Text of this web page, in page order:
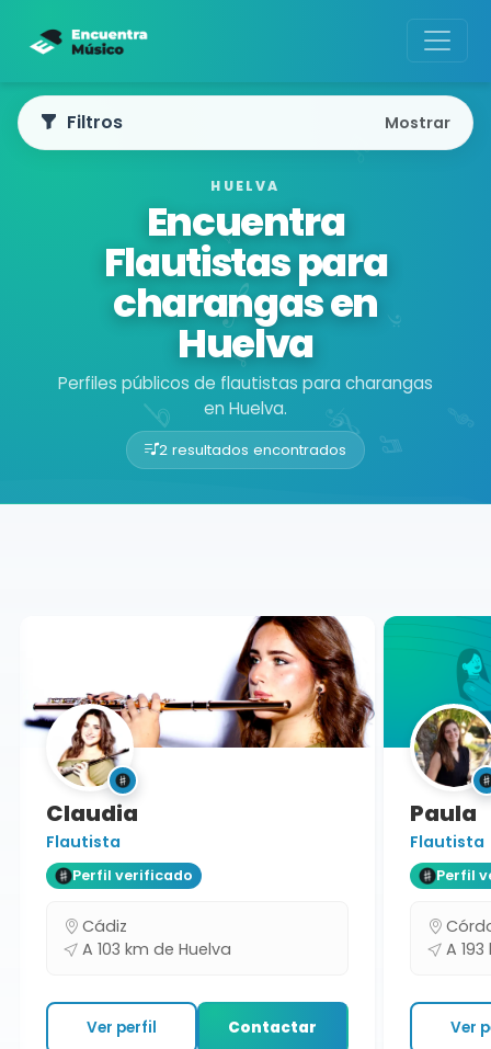
HUELVA
Encuentra
Flautistas para
charangas en
Huelva
Perfiles públicos de flautistas para charangas
en Huelva.
2 resultados encontrados
Buscador de músicos
Filtros Mostrar
Claudia
Flautista
Perfil verificado
Cádiz
A 103 km de Huelva
Ver perfil Contactar
Paula
Flautista
Perfil
A 193
Ver